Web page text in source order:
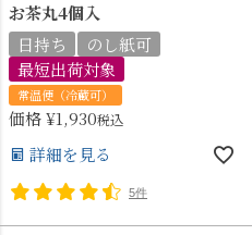
お茶丸4個入
日持ち
のし紙可
最短出荷対象
常温便（冷蔵可）
価格¥1,930税込
詳細を見る
5件